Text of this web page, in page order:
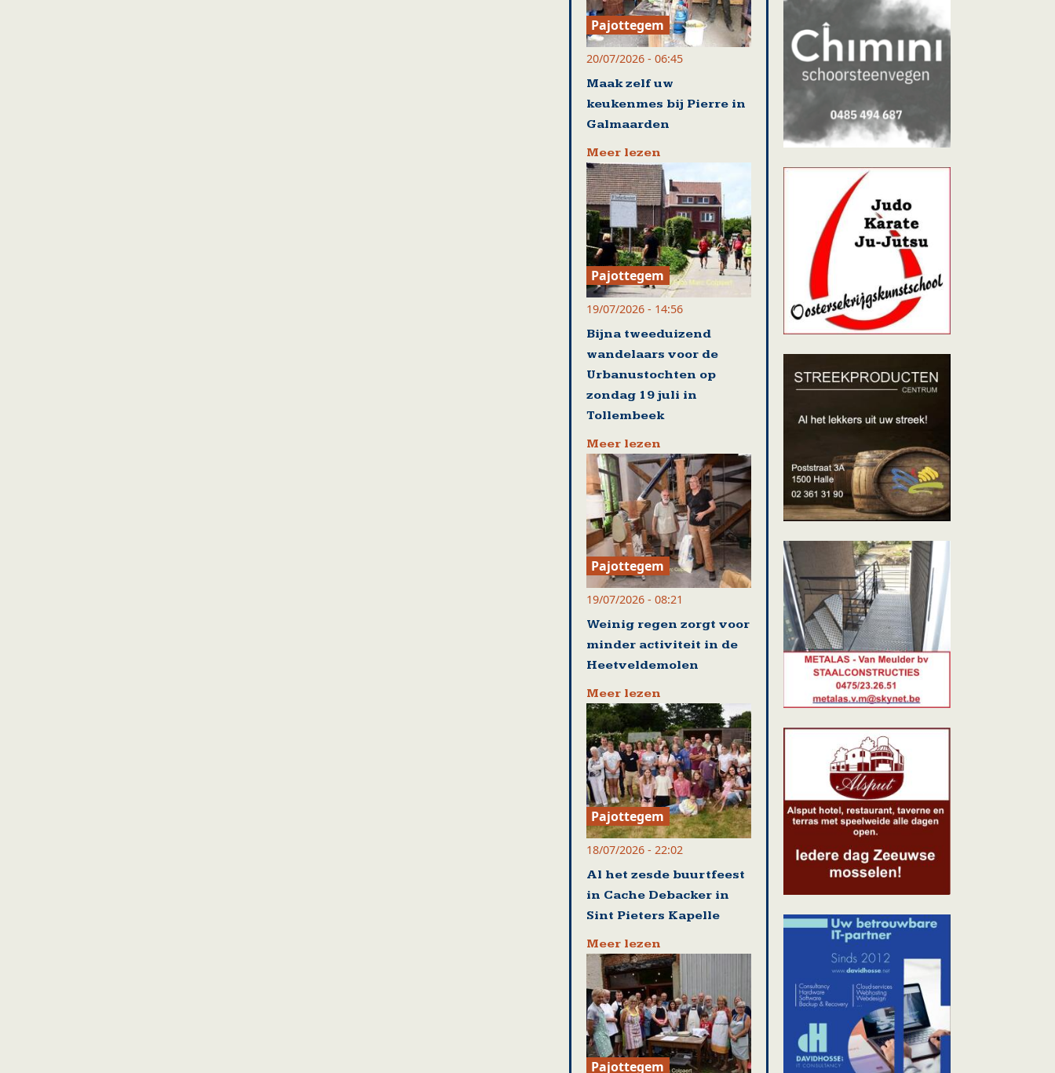
Pajottegem
20/07/2026 - 06:45
Maak zelf uw
keukenmes bij Pierre in
Galmaarden
Meer lezen
Pajottegem
19/07/2026 - 14:56
Bijna tweeduizend
wandelaars voor de
Urbanustochten op
zondag 19 juli in
Tollembeek
Meer lezen
Pajottegem
19/07/2026 - 08:21
Weinig regen zorgt voor
minder activiteit in de
Heetveldemolen
Meer lezen
Pajottegem
18/07/2026 - 22:02
Al het zesde buurtfeest
in Cache Debacker in
Sint Pieters Kapelle
Meer lezen
Pajottegem